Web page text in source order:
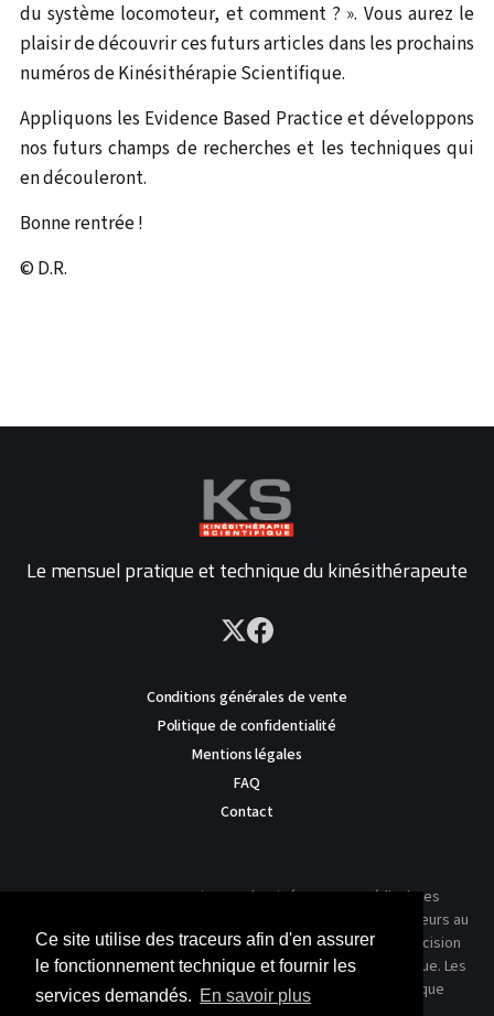
Ce site utilise des traceurs afin d'en assurer
le fonctionnement technique et fournir les
services demandés. En savoir plus
du système locomoteur, et comment ? ». Vous aurez le
plaisir de découvrir ces futurs articles dans les prochains
numéros de Kinésithérapie Scientifique.
Appliquons les Evidence Based Practice et développons
nos futurs champs de recherches et les techniques qui
en découleront.
Bonne rentrée !
© D.R.
Le mensuel pratique et technique du kinésithérapeute
Conditions générales de vente
Politique de confidentialité
Mentions légales
FAQ
Contact
AVERTISSEMENT : Ce site est destiné au corps médical. Les
traitements présentés ne reflètent que l'expérience des auteurs au
moment où leur article a été publié dans notre journal. La décision
thérapeutique ne peut se prendre qu'après un examen clinique. Les
techniques publiées ici ne sauraient justifier une quelconque